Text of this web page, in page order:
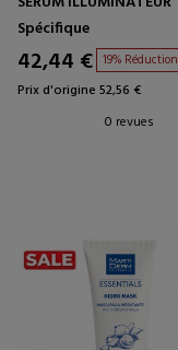
Spécifique
42,44 € 19% Réduction
Prix d'origine 52,56 €
0 revues